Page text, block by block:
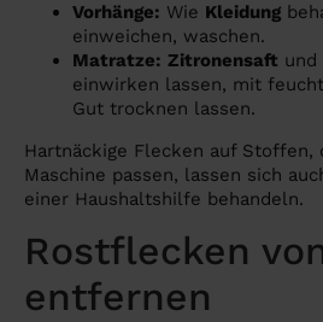
Vorhänge: Wie Kleidung
einweichen, waschen.
Matratze: Zitronensaft und
einwirken lassen, mit
Gut trocknen lassen.
Hartnäckige Flecken auf Stoffen,
Maschine passen, lassen sich
einer Haushaltshilfe behandeln.
Rostflecken
entfernen